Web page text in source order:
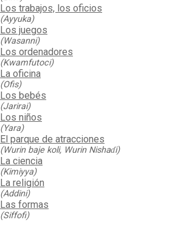
Los trabajos, los oficios
(Ayyuka)
Los juegos
(Wasanni)
Los ordenadores
(Kwamfutoci)
La oficina
(Ofis)
Los bebés
(Jarirai)
Los niños
(Yara)
El parque de atracciones
(Wurin baje koli, Wurin Nishaɗi)
La ciencia
(Kimiyya)
La religión
(Addini)
Las formas
(Siffofi)